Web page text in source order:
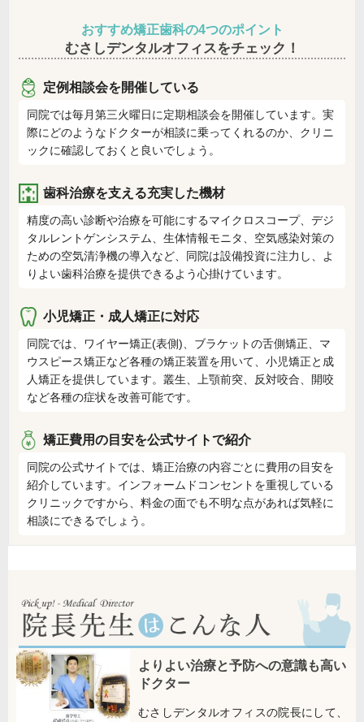
おすすめ矯正歯科の4つのポイント
むさしデンタルオフィスをチェック！
定例相談会を開催している
同院では毎月第三火曜日に定期相談会を開催しています。実
際にどのようなドクターが相談に乗ってくれるのか、クリニ
ックに確認しておくと良いでしょう。
歯科治療を支える充実した機材
精度の高い診断や治療を可能にするマイクロスコープ、デジ
タルレントゲンシステム、生体情報モニタ、空気感染対策の
ための空気清浄機の導入など、同院は設備投資に注力し、よ
りよい歯科治療を提供できるよう心掛けています。
小児矯正・成人矯正に対応
同院では、ワイヤー矯正(表側)、ブラケットの舌側矯正、マ
ウスピース矯正など各種の矯正装置を用いて、小児矯正と成
人矯正を提供しています。叢生、上顎前突、反対咬合、開咬
など各種の症状を改善可能です。
矯正費用の目安を公式サイトで紹介
同院の公式サイトでは、矯正治療の内容ごとに費用の目安を
紹介しています。インフォームドコンセントを重視している
クリニックですから、料金の面でも不明な点があれば気軽に
相談にできるでしょう。
よりよい治療と予防への意識も高い
ドクター
むさしデンタルオフィスの院長にして、